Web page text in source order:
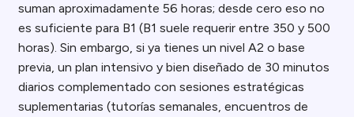
suman aproximadamente 56 horas; desde cero eso no
es suficiente para B1 (B1 suele requerir entre 350 y 500
horas). Sin embargo, si ya tienes un nivel A2 o base
previa, un plan intensivo y bien diseñado de 30 minutos
diarios complementado con sesiones estratégicas
suplementarias (tutorías semanales, encuentros de